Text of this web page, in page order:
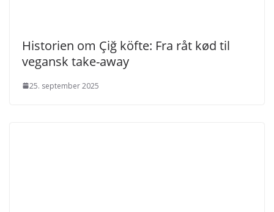
Historien om Çiğ köfte: Fra råt kød til
vegansk take-away
25. september 2025